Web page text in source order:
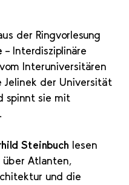
der Ringvorlesung
– Interdisziplinäre
Interuniversitären
Jelinek der Universität
spinnt sie mit
Steinbuch lesen
über Atlanten,
und die